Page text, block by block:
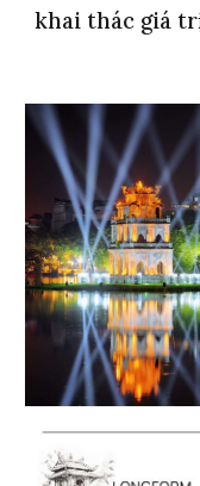
khai thác giá